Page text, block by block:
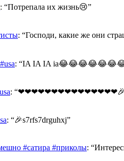
: “Потрепала их жизнь😢”
: “Господи, какие же они
: “IA IA IA
: “
: “🎉s7rfs7drguhxj”
#сатира #приколы: “